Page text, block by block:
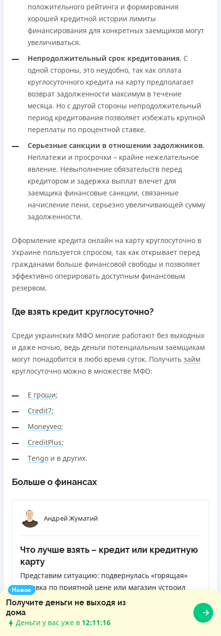
Новое
Получите деньги не выходя из
дома
Деньги у вас уже в 12:11:18
положительного рейтинга и формирования
хорошей кредитной истории лимиты
финансирования для конкретных заемщиков могут
увеличиваться.
Непродолжительный срок кредитования. С
одной стороны, это неудобно, так как оплата
круглосуточного кредита на карту предполагает
возврат задолженности максимум в течение
месяца. Но с другой стороны непродолжительный
период кредитования позволяет избежать крупной
переплаты по процентной ставке.
Серьезные санкции в отношении задолжников.
Неплатежи и просрочки – крайне нежелательное
явление. Невыполнение обязательств перед
кредитором и задержка выплат влечет для
заемщика финансовые санкции, связанные
начисление пени, серьезно увеличивающей сумму
задолженности.
Оформление кредита онлайн на карту круглосуточно в
Украине пользуется спросом, так как открывает перед
гражданами больше финансовой свободы и позволяет
эффективно оперировать доступным финансовым
резервом.
Где взять кредит круглосуточно?
Среди украинских МФО многие работают без выходных
и даже ночью, ведь деньги потенциальным заемщикам
могут понадобится в любо время суток. Получить займ
круглосуточно можно в множестве МФО:
Е гроши;
Credit7;
Moneyveo;
CreditPlus;
Tengo и в других.
Больше о финансах
Андрей Жуматий
Что лучше взять – кредит или кредитную
карту
Представим ситуацию: подвернулась «горящая»
путевка по приятной цене или магазин устроил
распродажу отличных телевизоров, к которым вы
давно присматриваетесь, но у вас нет нужной
суммы. Одолжить у друзей или родственников не
ЧИТАТЬ ДАЛЬШЕ